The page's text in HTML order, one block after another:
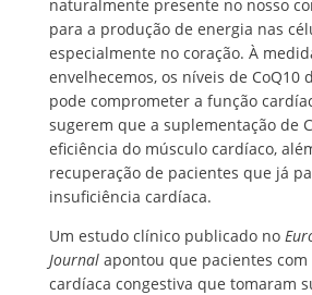
naturalmente presente no nosso
para a produção de energia nas
especialmente no coração. À
envelhecemos, os níveis de CoQ10
pode comprometer a função
sugerem que a suplementação de
eficiência do músculo cardíaco,
recuperação de pacientes que já
insuficiência cardíaca.
Um estudo clínico publicado no
Journalapontou que pacientes com
cardíaca congestiva que tomaram